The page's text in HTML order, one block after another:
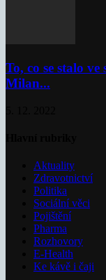
To, co se stalo
Milan...
Aktuality
Zdravotnictví
Politika
Sociální věci
Pojištění
Pharma
Rozhovory
E-Health
Ke kávě i čaji